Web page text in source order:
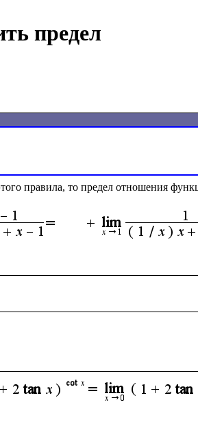
предел
правила, то предел отношения